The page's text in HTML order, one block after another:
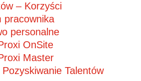
– Korzyści
pracownika
personalne
OnSite
Master
Talentów